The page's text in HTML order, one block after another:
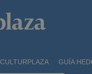
CULTURPLAZA GUÍA